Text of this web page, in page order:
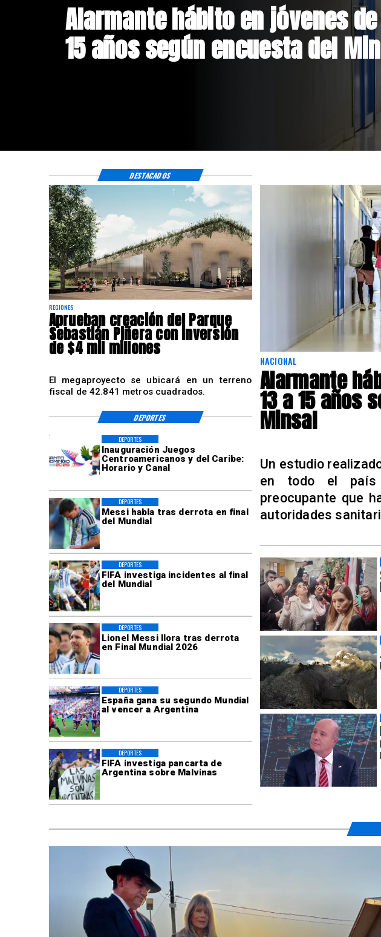
Aprueban creación del Parque
Sebastián Piñera con inversión
Inauguración Juegos
Centroamericanos y del Caribe:
Horario y Canal
DEPORTES
Messi habla tras derrota en final
del Mundial
DEPORTES
FIFA investiga incidentes al final
del Mundial
DEPORTES
Lionel Messi llora tras derrota
en Final Mundial 2026
DEPORTES
España gana su segundo Mundial
al vencer a Argentina
DEPORTES
FIFA investiga pancarta de
Argentina sobre Malvinas
DEPORTES
REGIONES
Aprueban creación del Parque
Sebastián Piñera con inversión
de $4 mil millones
El megaproyecto se ubicará en un terreno
fiscal de 42.841 metros cuadrados.
NACIONAL
Alarmante
13 a 15 años
Minsal
Un estudio
en todo el país
preocupante que
autoridades
DESTACADOS
DEPORTES